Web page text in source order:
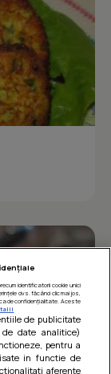
identificatorii cookie unici
dvs. făcând clic mai jos,
de confidențialitate. Aceste
de publicitate
date analitice)
pentru a
in functie de
aferente